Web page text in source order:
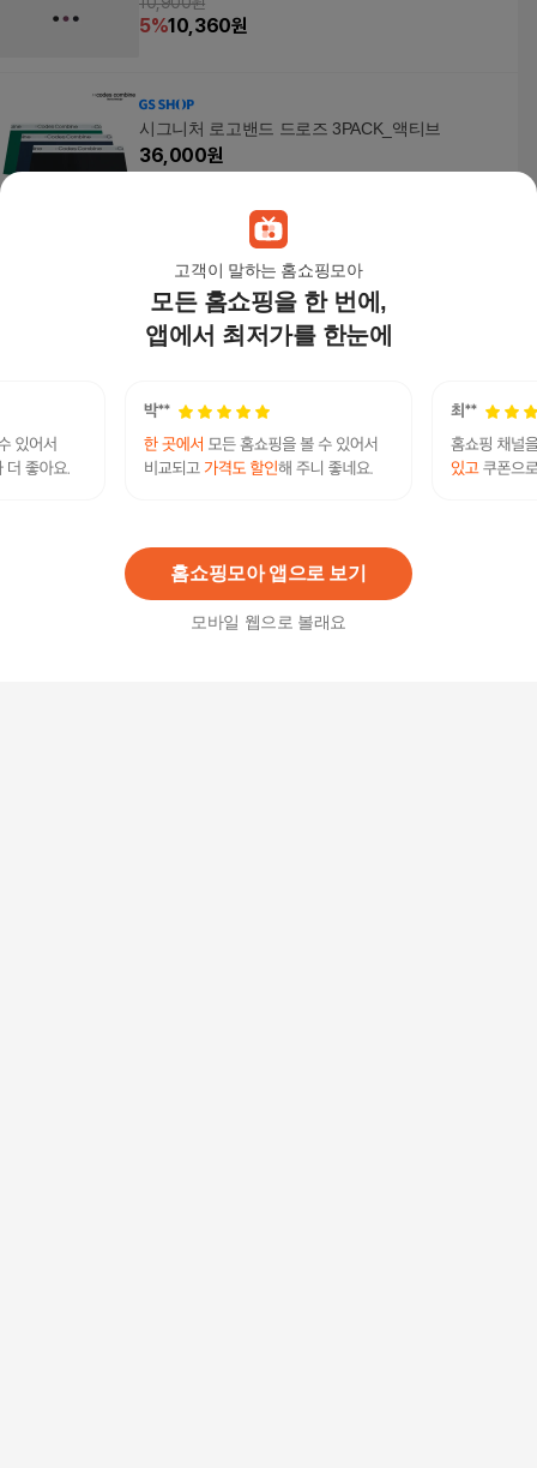
고객이 말하는 홈쇼핑모아
모든 홈쇼핑을 한 번에,
앱에서 최저가를 한눈에
홈쇼핑모아 앱으로 보기
모바일 웹으로 볼래요
5%10,360원
시그니처 로고밴드 드로즈 3PACK_액티브
36,000원
엘라모 데일리 반팔티셔츠 베스트 균일가 모음 S-4
XL
15,980 원
엘라모 가성비 반팔티셔츠 균일가 모음 S~4XL 무